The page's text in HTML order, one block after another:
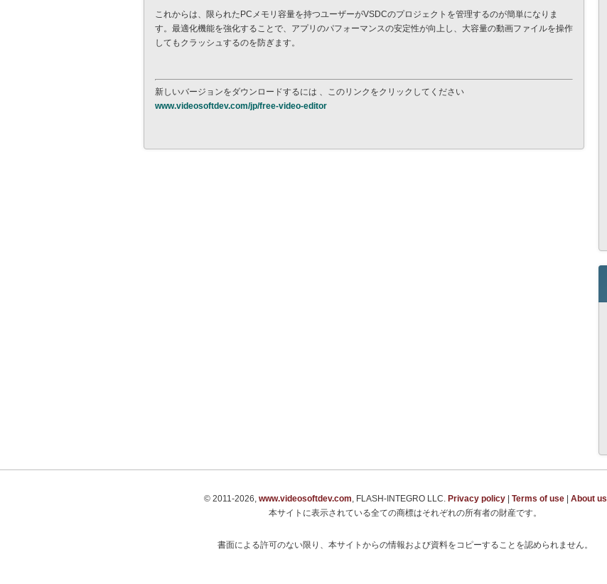
これからは、限られたPCメモリ容量を持つユーザーがVSDCのプロジェクトを管理するのが簡単になりま
す。最適化機能を強化することで、アプリのパフォーマンスの安定性が向上し、大容量の動画ファイルを操作
してもクラッシュするのを防ぎます。
新しいバージョンをダウンロードするには 、このリンクをクリックしてください
www.videosoftdev.com/jp/free-video-editor
© 2011-2026, www.videosoftdev.com , FLASH-INTEGRO LLC. Privacy policy| Terms of use| About us
本サイトに表示されている全ての商標はそれぞれの所有者の財産です。
書面による許可のない限り、本サイトからの情報および資料をコピーすることを認められません。